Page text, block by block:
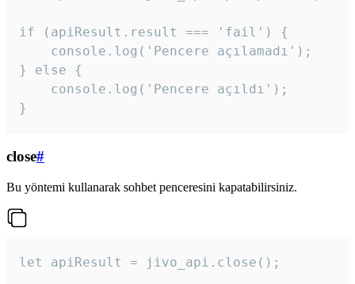
if (apiResult.result === 'fail') {
    console.log('Pencere açılamadı');
} else {
    console.log('Pencere açıldı');
}
close#
Bu yöntemi kullanarak sohbet penceresini kapatabilirsiniz.
let apiResult = jivo_api.close();